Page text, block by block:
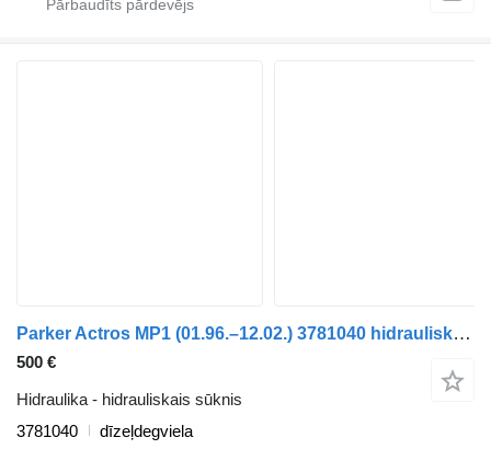
Parker Actros MP1 (01.96.–12.02.) 3781040 hidrauliskais sūknis paredzēts Mercedes-Benz Actros, Axor MP1, MP2, MP3 (1996-2014) kravas automašīnas
500 €
Hidraulika - hidrauliskais sūknis
3781040
dīzeļdegviela